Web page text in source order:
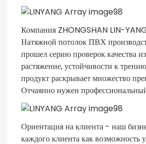
Компания ZHONGSHAN LIN-YANG
Натяжной потолок ПВХ
прошел серию проверок качества
растяжение, устойчивости к
продукт раскрывает множество
Отчаянно нужен
Ориентация на клиента - наш
каждого клиента как